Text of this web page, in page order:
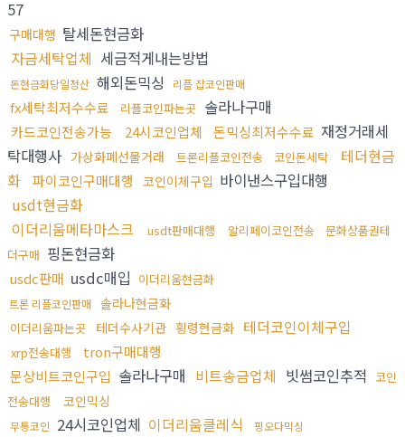
57
구매대행 탈세돈현금화
자금세탁업체 세금적게내는방법
돈현금화당일정산 해외돈믹싱 리플 잡코인판매
fx세탁최저수수료 리플코인파는곳 솔라나구매
카드코인전송가능 24시코인업체 돈믹싱최저수수료 재정거래세
탁대행사 가상화폐선물거래 트론리플코인전송 코인돈세탁
테더현금
화
파이코인구매대행 코인이체구입 바이낸스구입대행
usdt현금화
이더리움메타마스크
usdt판매대행 알리페이코인전송
문화상품권테
더구매 핑돈현금화
usdc판매 usdc매입 이더리움현금화
트론 리플코인판매 솔라나현금화
이더리움파는곳 테더수사기관 횡령현금화 테더코인이체구입
xrp전송대행
tron구매대행
문상비트코인구입 솔라나구매 비트송금업체 빗썸코인추적 코인
전송대행
코인믹싱
무통코인 24시코인업체 이더리움클레식
핑오다믹싱